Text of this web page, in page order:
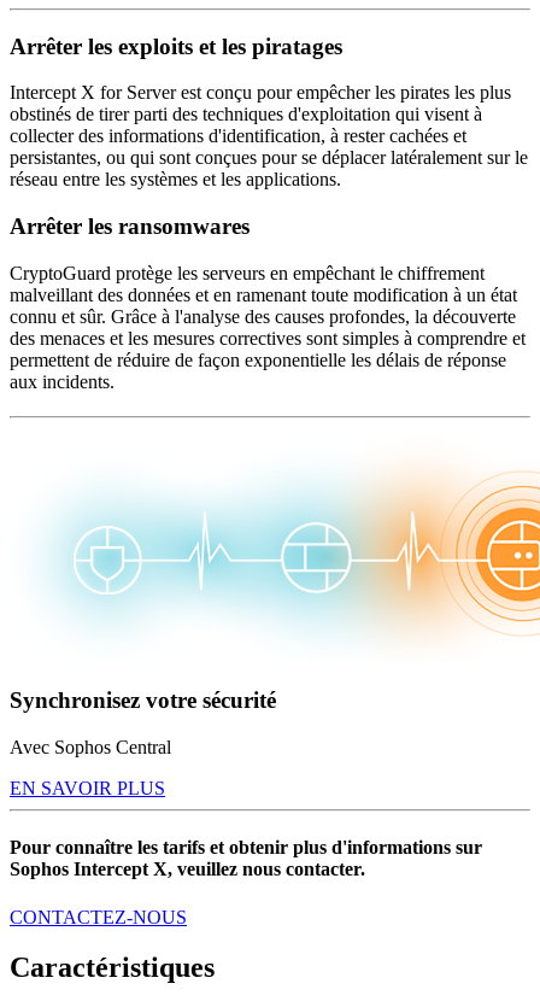
Arrêter les exploits et les piratages
Intercept X for Server est conçu pour empêcher les pirates les plus
obstinés de tirer parti des techniques d'exploitation qui visent à
collecter des informations d'identification, à rester cachées et
persistantes, ou qui sont conçues pour se déplacer latéralement sur le
réseau entre les systèmes et les applications.
Arrêter les ransomwares
CryptoGuard protège les serveurs en empêchant le chiffrement
malveillant des données et en ramenant toute modification à un état
connu et sûr. Grâce à l'analyse des causes profondes, la découverte
des menaces et les mesures correctives sont simples à comprendre et
permettent de réduire de façon exponentielle les délais de réponse
aux incidents.
Synchronisez votre sécurité
Avec Sophos Central
EN SAVOIR PLUS
Pour connaître les tarifs et obtenir plus d'informations sur
Sophos Intercept X, veuillez nous contacter.
CONTACTEZ-NOUS
Caractéristiques